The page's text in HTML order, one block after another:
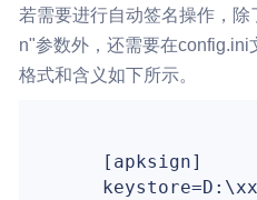
若需要进行自动签名操作，
n"参数外，还需要在config.ini
格式和含义如下所示。
    [apksign]